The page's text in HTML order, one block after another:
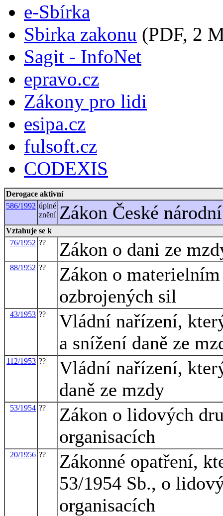
e-Sbírka
Sbirka zakonu (PDF, 2
Sagit - InfoNet
epravo.cz
Zákony pro lidi
esipa.cz
fulsoft.cz
CODEXIS
Derogace aktivní
586/1992 úplné
znění Zákon České
Vztahuje se k
76/1952 ?? Zákon o dani ze
88/1952 ??
Zákon o
ozbrojených sil
43/1953 ??
Vládní nařízení,
a snížení daně ze
112/1953 ??
Vládní nařízení,
daně ze mzdy
53/1954 ??
Zákon o lidových
organisacích
20/1956 ??
Zákonné opatření,
53/1954 Sb., o
organisacích